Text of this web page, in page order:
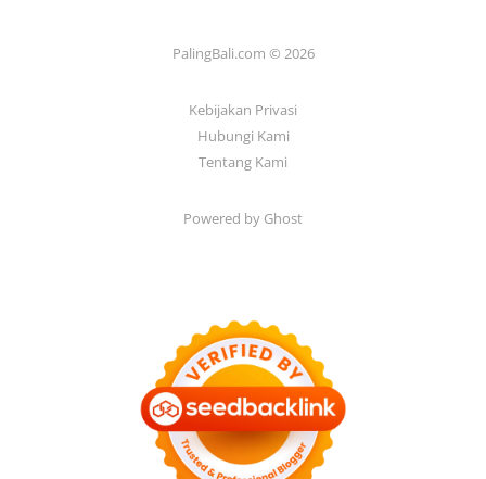
PalingBali.com © 2026
Kebijakan Privasi
Hubungi Kami
Tentang Kami
Powered by Ghost